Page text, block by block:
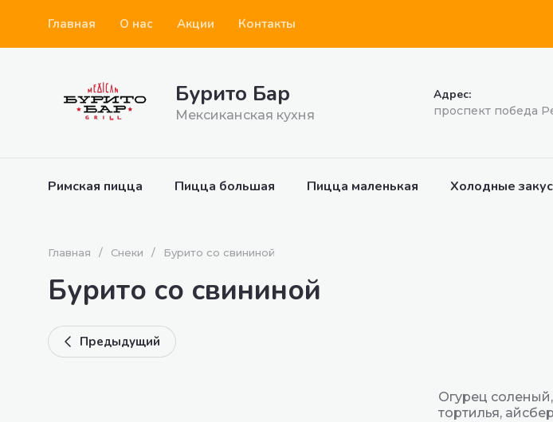
Главная О нас Акции Контакты
Бурито Бар
Мексиканская кухня
Адрес:
проспект победа
Римская пицца Пицца большая Пицца маленькая Холодные
Главная / Снеки / Бурито со свининой
Бурито со свининой
Предыдущий
Огурец
тортилья,